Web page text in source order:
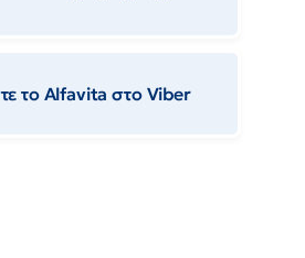
το Αlfavita στο Viber